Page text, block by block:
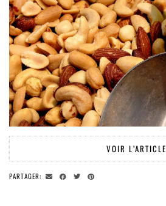
VOIR L’ARTICLE
PARTAGER: